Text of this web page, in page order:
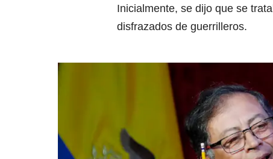
Inicialmente, se dijo que se
disfrazados de guerrilleros.